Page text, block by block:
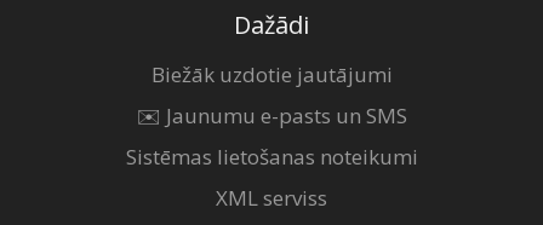
Dažādi
Biežāk uzdotie jautājumi
✉️ Jaunumu e-pasts un SMS
Sistēmas lietošanas noteikumi
XML serviss